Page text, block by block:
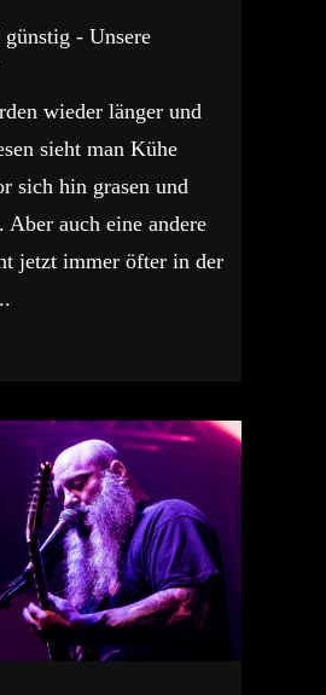
- Unsere
wieder länger und
sieht man Kühe
sich hin grasen und
Aber auch eine andere
jetzt immer öfter in der